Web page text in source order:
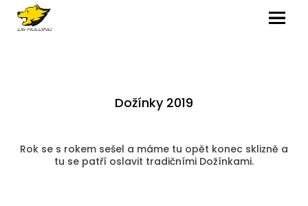
MENU
Dožínky 2019
Rok se s rokem sešel a máme tu opět konec sklizně a
tu se patří oslavit tradičními Dožínkami.